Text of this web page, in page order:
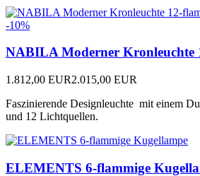
-10%
NABILA Moderner Kronleuchte
1.812,00 EUR2.015,00 EUR
Faszinierende Designleuchte mit einem
und 12 Lichtquellen.
ELEMENTS 6-flammige